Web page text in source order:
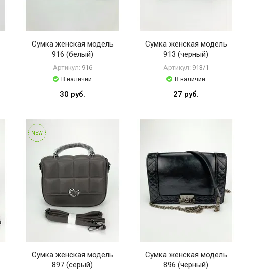
Сумка женская модель
916 (белый)
Артикул: 916
В наличии
30 руб.
Сумка женская модель
913 (черный)
Артикул: 913/1
В наличии
27 руб.
NEW
Сумка женская модель
897 (серый)
Сумка женская модель
896 (черный)